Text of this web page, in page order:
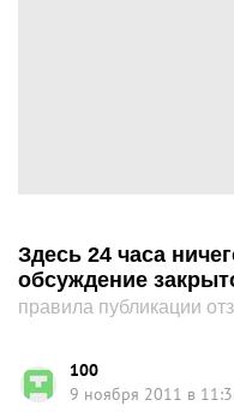
Здесь 24 часа
обсуждение
правила публикации
100
9 ноября 2011 в